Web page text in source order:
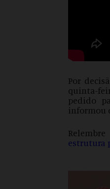
Por
quinta-
pedido
informou
estrutura